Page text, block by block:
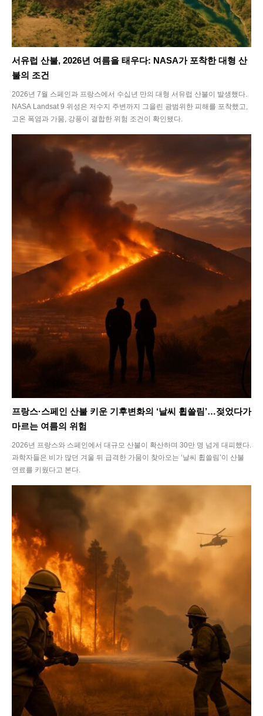
서유럽 산불, 2026년 여름을 태우다: NASA가 포착한 대형 산
불의 조건
2026년 7월 스페인과 프랑스에서 수십년 만의 대형 서유럽 산불이 발생했다.
NASA Landsat 9 위성은 저수지 주변까지 그을린 광범위한 피해를 포착했고,
고온 폭염과 가뭄, 강풍이 결합한 위험 조건이 확인됐다.
프랑스·스페인 산불 키운 기후변화의 ‘날씨 휩쓸림’…젖었다가
마르는 여름의 위험
2026년 프랑스와 스페인에서 대규모 산불이 확산하며 30만 명 넘게 대피했다.
과학자들은 비가 많던 겨울 뒤 급격한 가뭄이 찾아오는 ‘날씨 휩쓸림’이 산불
연료를 키웠다고 본다.